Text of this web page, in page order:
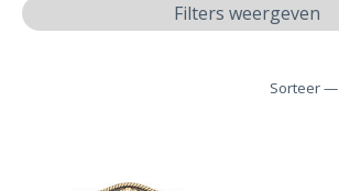
Filters weergeven
Sorteer —